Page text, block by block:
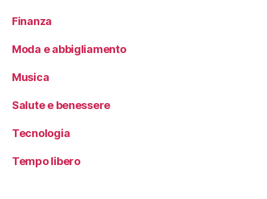
Finanza
Moda e abbigliamento
Musica
Salute e benessere
Tecnologia
Tempo libero